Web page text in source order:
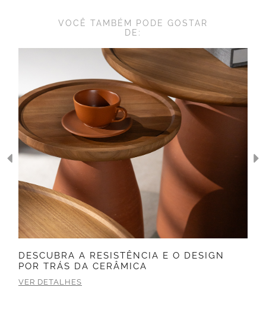
VOCÊ TAMBÉM PODE GOSTAR
DE:
DESCUBRA A RESISTÊNCIA E O DESIGN
POR TRÁS DA CERÂMICA
VER DETALHES